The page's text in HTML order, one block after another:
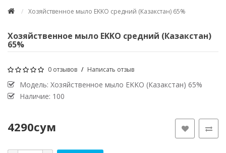
Хозяйственное мыло EKKO средний (Казакстан) 65%
Хозяйственное мыло EKKO средний (Казакстан)
65%
0 отзывов / Написать отзыв
Модель: Хозяйственное мыло EKKO (Казакстан) 65%
Наличие: 100
4290сум